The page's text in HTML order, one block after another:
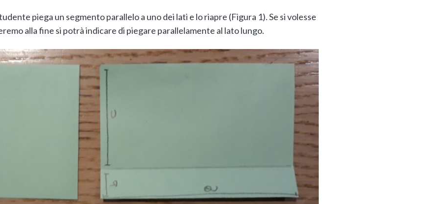
piega un segmento parallelo a uno dei lati e lo riapre (Figura 1). Se si volesse
alla fine si potrà indicare di piegare parallelamente al lato lungo.